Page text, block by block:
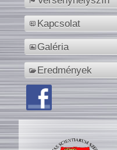
Kapcsolat
Galéria
Eredmények